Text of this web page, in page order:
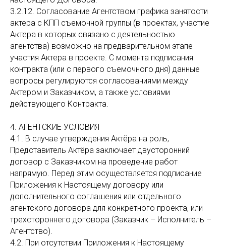
3.2.12. Согласование Агентством графика занятости
актера с КПП съемочной группы (в проектах, участие
Актера в которых связано с деятельностью
агентства) возможно на предварительном этапе
участия Актера в проекте. С момента подписания
контракта (или с первого съемочного дня) данные
вопросы регулируются согласованиями между
Актером и Заказчиком, а также условиями
действующего Контракта.
4. АГЕНТСКИЕ УСЛОВИЯ
4.1. В случае утверждения Актёра на роль,
Представитель Актёра заключает двусторонний
договор с Заказчиком на проведение работ
напрямую. Перед этим осуществляется подписание
Приложения к Настоящему договору или
дополнительного соглашения или отдельного
агентского договора для конкретного проекта, или
трехстороннего договора (Заказчик – Исполнитель –
Агентство).
4.2. При отсутствии Приложения к Настоящему